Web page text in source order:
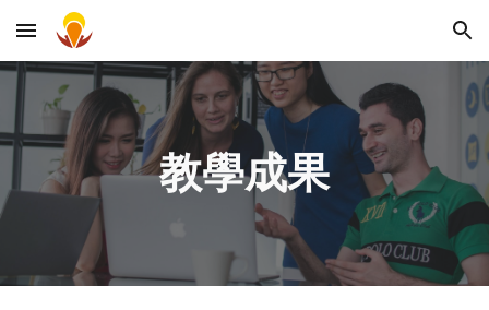
Skip to main content Skip to navigation
教學成果